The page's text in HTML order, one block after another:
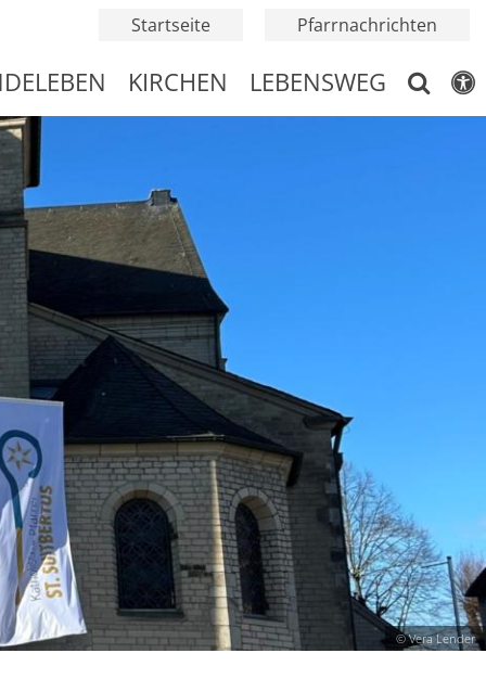
Startseite Pfarrnachrichten
KIRCHEN LEBENSWEG
© Vera Lender